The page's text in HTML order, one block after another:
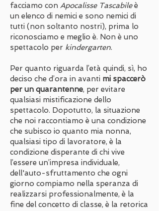
facciamo con Apocalisse Tascabileè
un elenco di nemici e sono nemici di
tutti (non soltanto nostri), prima lo
riconosciamo e meglio è. Non è uno
spettacolo per kindergarten.
Per quanto riguarda l’età quindi, sì, ho
deciso che d’ora in avanti mi spaccerò
per un quarantenne, per evitare
qualsiasi mistificazione dello
spettacolo. Dopotutto, la situazione
che noi raccontiamo è una condizione
che subisco io quanto mia nonna,
qualsiasi tipo di lavoratore, è la
condizione disperante di chi vive
l’essere un’impresa individuale,
dell'auto-sfruttamento che ogni
giorno compiamo nella speranza di
realizzarsi professionalmente, è la
fine del concetto di classe, è la retorica